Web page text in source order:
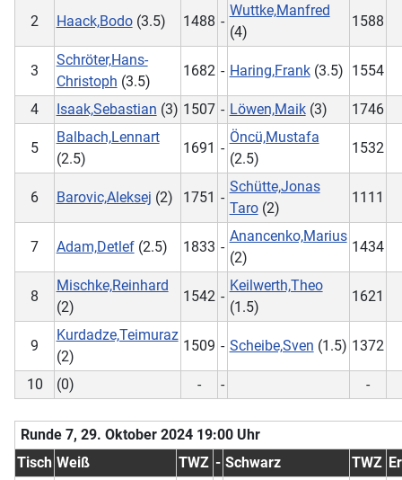
2 Haack,Bodo(3.5) 1488 -
Wuttke,Manfred
(4)
1588
3
Schröter,Hans-
Christoph (3.5)
1682 - Haring,Frank(3.5) 1554
4 Isaak,Sebastian (3) 1507 - Löwen,Maik(3) 1746
5
Balbach,Lennart
(2.5)
1691 -
Öncü,Mustafa
(2.5)
1532
6 Barovic,Aleksej (2) 1751 -
Schütte,Jonas
Taro(2)
1111
7 Adam,Detlef(2.5) 1833 -
Anancenko,Marius
(2)
1434
8
Mischke,Reinhard
(2)
1542 -
Keilwerth,Theo
(1.5)
1621
9
Kurdadze,Teimuraz
(2)
1509 - Scheibe,Sven (1.5) 1372
10 (0) - - -
Runde 7, 29. Oktober 2024 19:00 Uhr
Tisch Weiß TWZ - Schwarz TWZ